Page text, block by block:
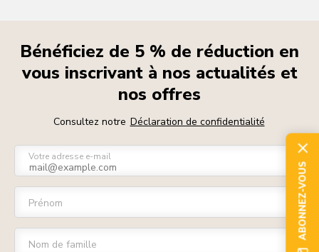
Bénéficiez de 5 % de réduction en
vous inscrivant à nos actualités et
nos offres
Consultez notre Déclaration de confidentialité
Votre adresse e-mail
Prénom
Nom de famille
ABONNEZ-VOUS